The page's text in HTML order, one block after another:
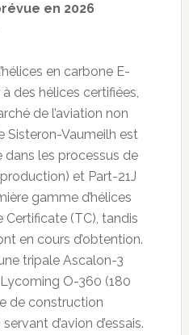
en 2026
en carbone E-
des hélices certifiées,
de l’aviation non
Sisteron-Vaumeilh est
les processus de
et Part-21J
gamme d’hélices
Certificate (TC), tandis
en cours d’obtention.
tripale Ascalon-3
O-360 (180
de construction
d’avion d’essais.